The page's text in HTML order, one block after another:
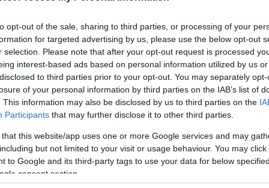
opt-out of the sale, sharing to third parties, or processing of your
for targeted advertising by us, please use the below opt-out
selection. Please note that after your opt-out request is processed
interest-based ads based on personal information utilized by us
to third parties prior to your opt-out. You may separately
of your personal information by third parties on the IAB’s list of
This information may also be disclosed by us to third parties on the
Participants that may further disclose it to other third parties.
that this website/app uses one or more Google services and may
but not limited to your visit or usage behaviour. You may
to Google and its third-party tags to use your data for below
consent section.
demokrácia generációs válság lakatos júlia
képesek befolyásolni egy ország vagy politikus
párt és mozgalom pozitív vagy negatív megítélésének
a külföldi közönségben, amely számára…